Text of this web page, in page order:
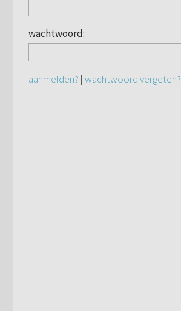
wachtwoord:
aanmelden? | wachtwoord vergeten?